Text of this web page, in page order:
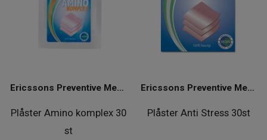
Plåster Amino komplex 30
st
Ericssons Preventive Medical Group
Plåster Anti Stress 30st
Ericssons Preventive Medical Group